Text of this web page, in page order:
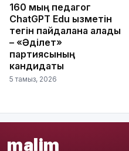
160 мың педагог
ChatGPT Edu қызметін
тегін пайдалана алады
– «Әділет»
партиясының
кандидаты
5 тамыз, 2026
malim